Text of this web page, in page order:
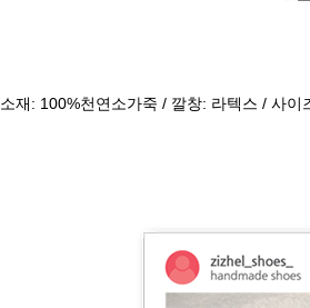
소재: 100%천연소가죽 / 깔창: 라텍스 / 사